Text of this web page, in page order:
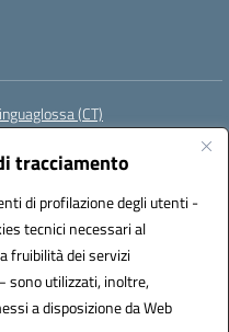
tracciamento
di profilazione degli utenti -
tecnici necessari al
fruibilità dei servizi
sono utilizzati, inoltre,
a disposizione da Web
(CT)
(IPA): istsc_CTIC83200R